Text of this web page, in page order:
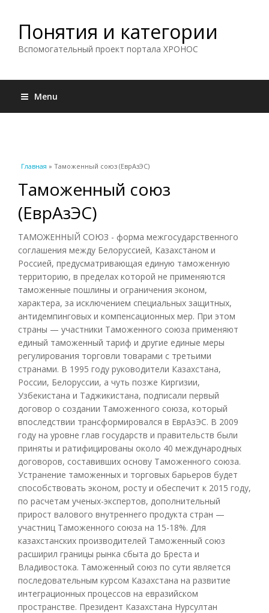
Понятия и категории
Вспомогательный проект портала ХРОНОС
Menu
Вы здесь
Главная » Таможенный союз (ЕврАзЭС)
Таможенный союз
(ЕврАзЭС)
ТАМОЖЕННЫЙ СОЮЗ - форма межгосударственного
соглашения между Белоруссией, Казахстаном и
Россией, предусматривающая единую таможенную
территорию, в пределах которой не применяются
таможенные пошлины и ограничения эконом,
характера, за исключением специальных защитных,
антидемпинговых и компенсационных мер. При этом
страны — участники Таможенного союза применяют
единый таможенный тариф и другие единые меры
регулирования торговли товарами с третьими
странами. В 1995 году руководители Казахстана,
России, Белоруссии, а чуть позже Киргизии,
Узбекистана и Таджикистана, подписали первый
договор о создании Таможенного союза, который
впоследствии трансформировался в ЕврАзЭС. В 2009
году на уровне глав государств и правительств были
приняты и ратифицированы около 40 международных
договоров, составивших основу Таможенного союза.
Устранение таможенных и торговых барьеров будет
способствовать эконом, росту и обеспечит к 2015 году,
по расчетам ученых-экспертов, дополнительный
прирост валового внутреннего продукта стран —
участниц Таможенного союза на 15-18%. Для
казахстанских производителей Таможенный союз
расширил границы рынка сбыта до Бреста и
Владивостока. Таможенный союз по сути является
последовательным курсом Казахстана на развитие
интеграционных процессов на евразийском
пространстве. Президент Казахстана Нурсултан